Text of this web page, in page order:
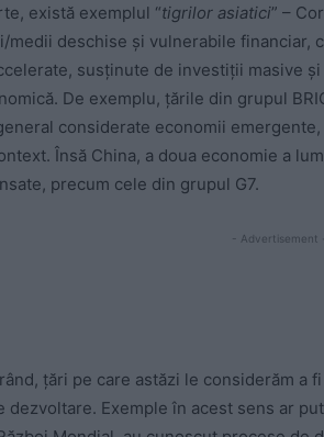
există exemplul “tigrilor asiatici” –
medii deschise și vulnerabile financiar,
susținute de investiții masive
De exemplu, țările din grupul
considerate economii
Însă China, a doua economie a
precum cele din grupul G7.
- Advertisement -
țări pe care astăzi le considerăm a
dezvoltare. Exemple în acest sens ar